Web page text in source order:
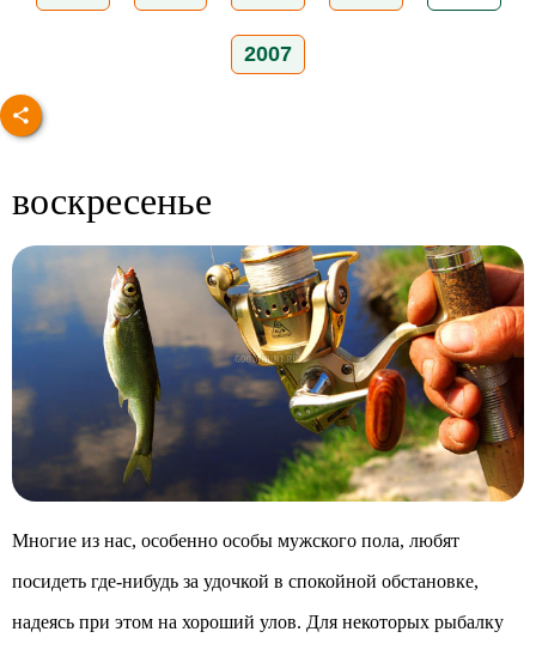
2007
воскресенье
Многие из нас, особенно особы мужского пола, любят
посидеть где-нибудь за удочкой в спокойной обстановке,
надеясь при этом на хороший улов. Для некоторых рыбалку